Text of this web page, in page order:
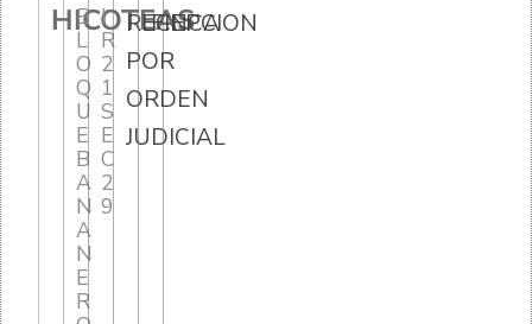
HICOTEAS
B
L
O
Q
U
E
B
A
N
A
N
E
R
I
R
2
1
S
E
C
2
9
RECEPCION
POR
ORDEN
JUDICIAL
FINCA